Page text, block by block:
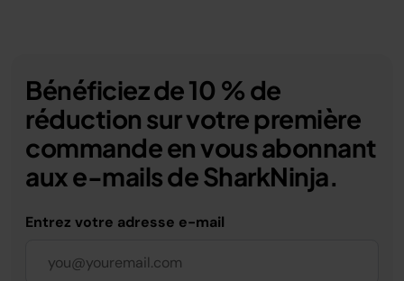
Bénéficiez de 10 % de
réduction sur votre première
commande en vous abonnant
aux e-mails de SharkNinja.
Entrez votre adresse e-mail